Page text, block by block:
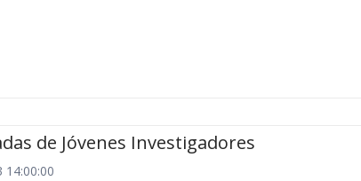
de Jóvenes Investigadores
14:00:00